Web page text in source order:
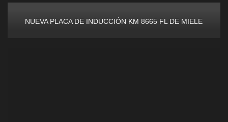
NUEVA PLACA DE INDUCCIÓN KM 8665 FL DE MIELE